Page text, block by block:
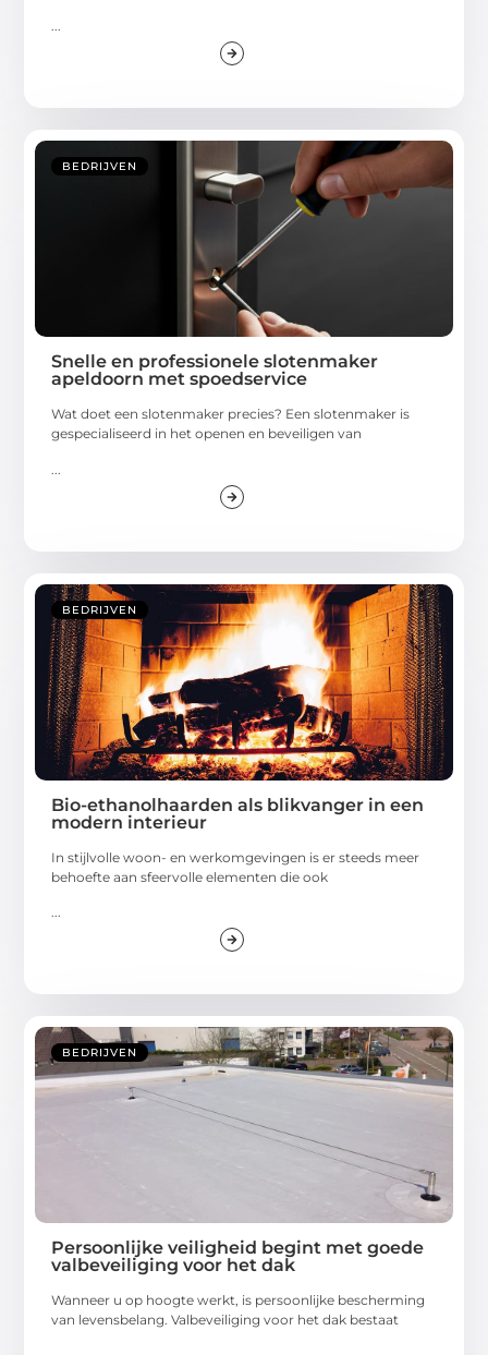
...
BEDRIJVEN
Snelle en professionele slotenmaker
apeldoorn met spoedservice
Wat doet een slotenmaker precies? Een slotenmaker is
gespecialiseerd in het openen en beveiligen van
BEDRIJVEN
Bio-ethanolhaarden als blikvanger in een
modern interieur
In stijlvolle woon- en werkomgevingen is er steeds meer
behoefte aan sfeervolle elementen die ook
...
BEDRIJVEN
Persoonlijke veiligheid begint met goede
valbeveiliging voor het dak
Wanneer u op hoogte werkt, is persoonlijke bescherming
van levensbelang. Valbeveiliging voor het dak bestaat